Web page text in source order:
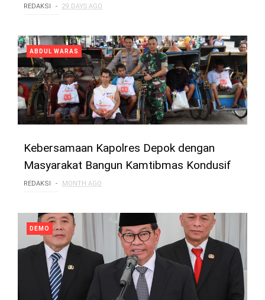
REDAKSI 29 DAYS AGO
ABDUL WARAS
Kebersamaan Kapolres Depok dengan
Masyarakat Bangun Kamtibmas Kondusif
REDAKSI MONTH AGO
DEMO